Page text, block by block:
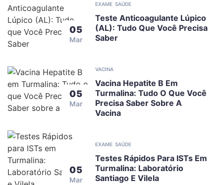
05
Mar
EXAME SAÚDE
Teste Anticoagulante Lúpico
(AL): Tudo Que Você Precisa
Saber
05
Mar
VACINA
Vacina Hepatite B Em
Turmalina: Tudo O Que Você
Precisa Saber Sobre A
Vacina
05
Mar
EXAME SAÚDE
Testes Rápidos Para ISTs Em
Turmalina: Laboratório
Santiago E Vilela